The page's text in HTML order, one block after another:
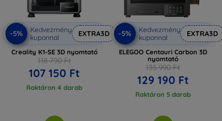
-5%
Kedvezmény
kuponnal
EXTRA3D
Creality K1-SE 3D nyomtató
118 790 Ft
107 150 Ft
Raktáron 4 darab
-5%
Kedvezmény
kuponnal
EXTRA3D
ELEGOO Centauri Carbon 3D
nyomtató
135 990 Ft
129 190 Ft
Raktáron 5 darab